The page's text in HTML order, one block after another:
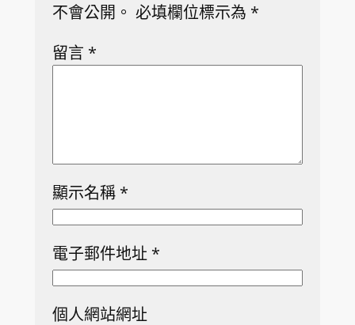
不會公開。 必填欄位標示為 *
留言 *
顯示名稱 *
電子郵件地址 *
個人網站網址